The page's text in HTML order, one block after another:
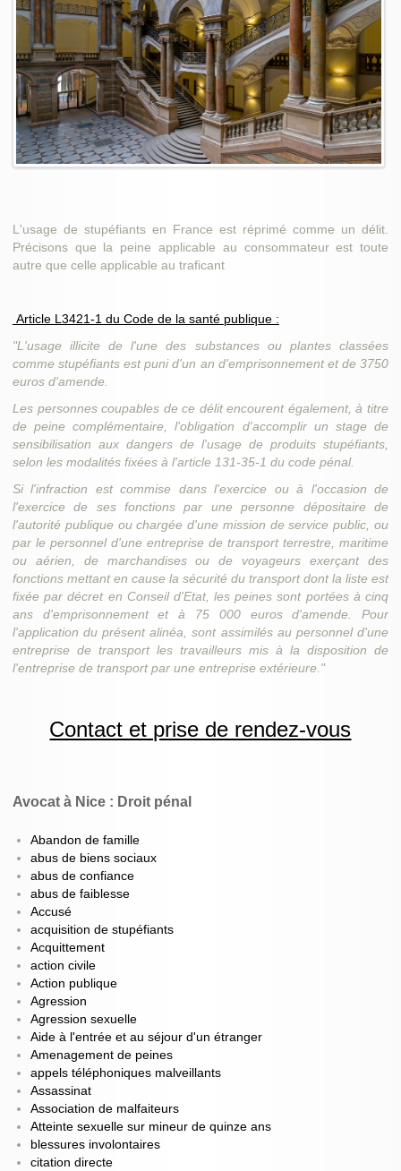
L'usage de stupéfiants en France est réprimé comme un délit.
Précisons que la peine applicable au consommateur est toute
autre que celle applicable au traficant
Article L3421-1 du Code de la santé publique :
"L'usage illicite de l'une des substances ou plantes classées
comme stupéfiants est puni d'un an d'emprisonnement et de 3750
euros d'amende.
Les personnes coupables de ce délit encourent également, à titre
de peine complémentaire, l'obligation d'accomplir un stage de
sensibilisation aux dangers de l'usage de produits stupéfiants,
selon les modalités fixées à l'article 131-35-1 du code pénal.
Si l'infraction est commise dans l'exercice ou à l'occasion de
l'exercice de ses fonctions par une personne dépositaire de
l'autorité publique ou chargée d'une mission de service public, ou
par le personnel d'une entreprise de transport terrestre, maritime
ou aérien, de marchandises ou de voyageurs exerçant des
fonctions mettant en cause la sécurité du transport dont la liste est
fixée par décret en Conseil d'Etat, les peines sont portées à cinq
ans d'emprisonnement et à 75 000 euros d'amende. Pour
l'application du présent alinéa, sont assimilés au personnel d'une
entreprise de transport les travailleurs mis à la disposition de
l'entreprise de transport par une entreprise extérieure."
Contact et prise de rendez-vous
Avocat à Nice : Droit pénal
Abandon de famille
abus de biens sociaux
abus de confiance
abus de faiblesse
Accusé
acquisition de stupéfiants
Acquittement
action civile
Action publique
Agression
Agression sexuelle
Aide à l'entrée et au séjour d'un étranger
Amenagement de peines
appels téléphoniques malveillants
Assassinat
Association de malfaiteurs
Atteinte sexuelle sur mineur de quinze ans
blessures involontaires
citation directe